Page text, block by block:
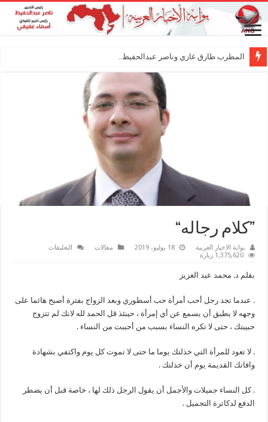
المطرب طارق غازي وناصر عبدالحفيظ.. شراكة فن
”كلام رجاله“
بوابة الاخبار العربية 18 يوليو، 2019 مقالات التعليقات
1,375,620 زيارة
بقلم د. محمد عبد العزيز
. عندما تجد رجل أحب أمرأة حب أسطوري وبعد الزواج بفترة أصبح هائما على
وجهه لا يطيق أن يسمع عن أي إمرأة ، حينئذ قل الحمد لله لانك لم تتزوج
حبيبتك ، حتى لا تكره النساء بسبب من أحببت من النساء .
. لا تعود للمرأة التي خذلتك يوما ما حتى لا تموت كل يوم واكتفي بشهادة
وافاتك القديمة يوم أن خذلتك .
. كل النساء جميلات والأجمل أن يقول الرجل ذلك لها ، خاصة قبل أن يضطر
الدفع لدكاترة التجميل .